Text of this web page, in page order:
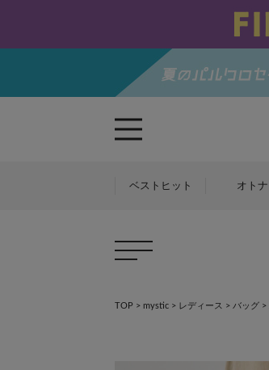
ベストヒット オトナ
TOP > mystic > レディース > バッグ >